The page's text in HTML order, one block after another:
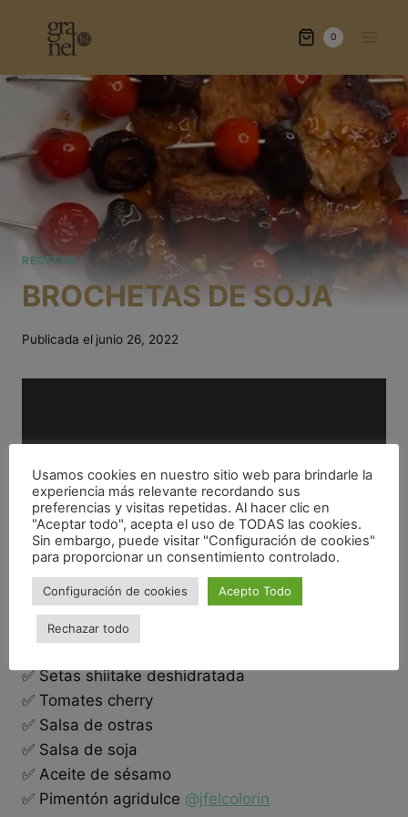
contenido
0
RECETAS
BROCHETAS DE SOJA
Publicada el junio 26, 2022
INGREDIENTES⬇
✅ Setas shiitake deshidratada
✅ Tomates cherry
✅ Salsa de ostras
✅ Salsa de soja
✅ Aceite de sésamo
✅ Pimentón agridulce @jfelcolorin
Usamos cookies en nuestro sitio web para brindarle la
experiencia más relevante recordando sus
preferencias y visitas repetidas. Al hacer clic en
"Aceptar todo", acepta el uso de TODAS las cookies.
Sin embargo, puede visitar "Configuración de cookies"
para proporcionar un consentimiento controlado.
Configuración de cookies Acepto Todo
Rechazar todo